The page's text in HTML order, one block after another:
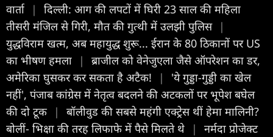
वार्ता
|
दिल्ली: आग की लपटों में घिरी 23 साल की महिला
तीसरी मंजिल से गिरी, मौत की गुत्थी में उलझी पुलिस |
युद्धविराम खत्म, अब महायुद्ध शुरू... ईरान के 80 ठिकानों पर US
का भीषण हमला
|
ब्राजील को वेनेजुएला जैसे ऑपरेशन का डर,
अमेरिका घुसकर कर सकता है अटैक!
|
'ये गुड्डा-गुड्डी का खेल
नहीं', पंजाब कांग्रेस में नेतृत्व बदलने की अटकलों पर भूपेश बघेल
की दो टूक
|
बॉलीवुड की सबसे महंगी एक्ट्रेस थीं हेमा मालिनी?
बोलीं- भिक्षा की तरह लिफाफे में पैसे मिलते थे
|
नर्मदा प्रोजेक्ट